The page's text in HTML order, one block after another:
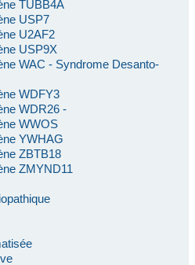
TUBB4A
USP7
U2AF2
USP9X
WAC - Syndrome Desanto-
WDFY3
WDR26 -
WWOS
YWHAG
ZBTB18
ZMYND11